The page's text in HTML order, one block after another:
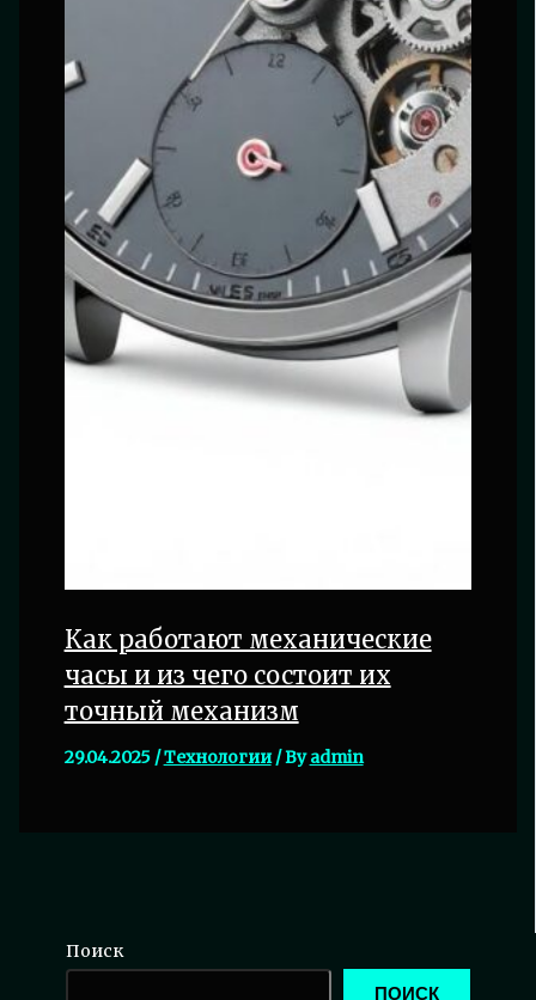
Как работают механические
часы и из чего состоит их
точный механизм
29.04.2025 /Технологии/ Byadmin
Поиск
ПОИСК